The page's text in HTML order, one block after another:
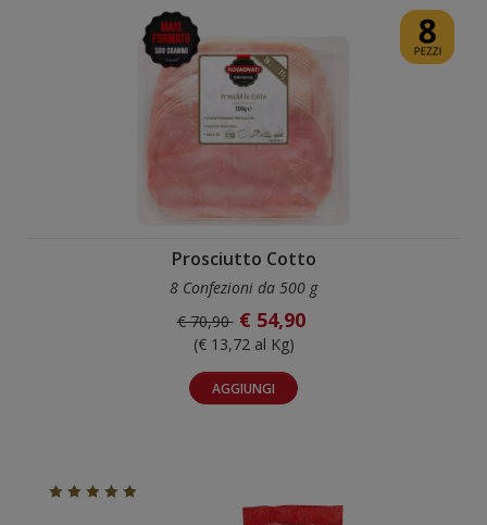
Prosciutto Cotto
8 Confezioni da 500 g
€ 70,90 € 54,90
(€ 13,72 al Kg)
AGGIUNGI